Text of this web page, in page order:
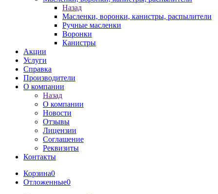
Назад
Масленки, воронки, канистры, распылители
Ручные масленки
Воронки
Канистры
Акции
Услуги
Справка
Производители
О компании
Назад
О компании
Новости
Отзывы
Лицензии
Соглашение
Реквизиты
Контакты
Корзина0
Отложенные0